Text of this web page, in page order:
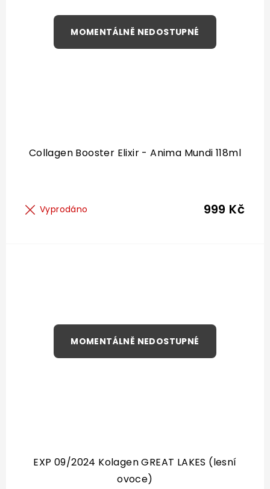
Collagen Booster Elixir - Anima Mundi 118ml
Vyprodáno 999 Kč
EXP 09/2024 Kolagen GREAT LAKES (lesní
ovoce)